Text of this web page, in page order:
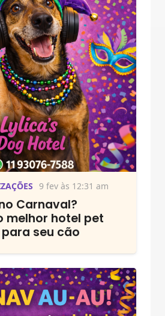
9 fev às 12:31 am
Carnaval?
melhor hotel pet
seu cão